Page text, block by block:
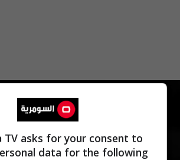
منذ تأسيسها عام 2005،
بالمستوى الرفيع والراقي في الأداء
TV asks for your consent to
data for the following